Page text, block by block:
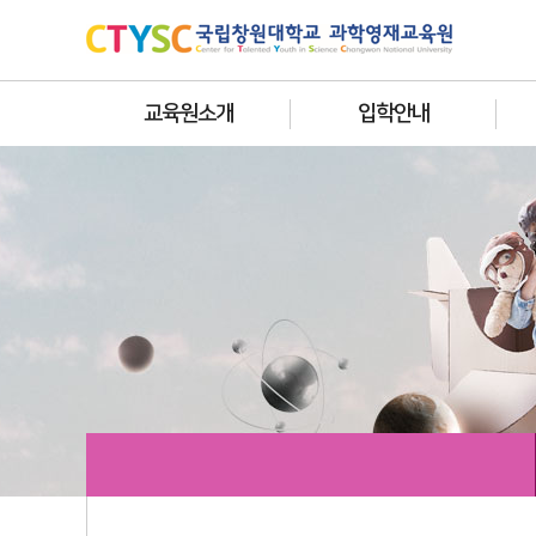
교육원소개 입학안내